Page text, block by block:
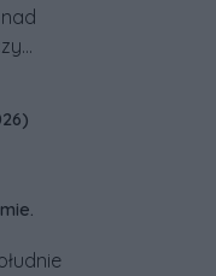
od